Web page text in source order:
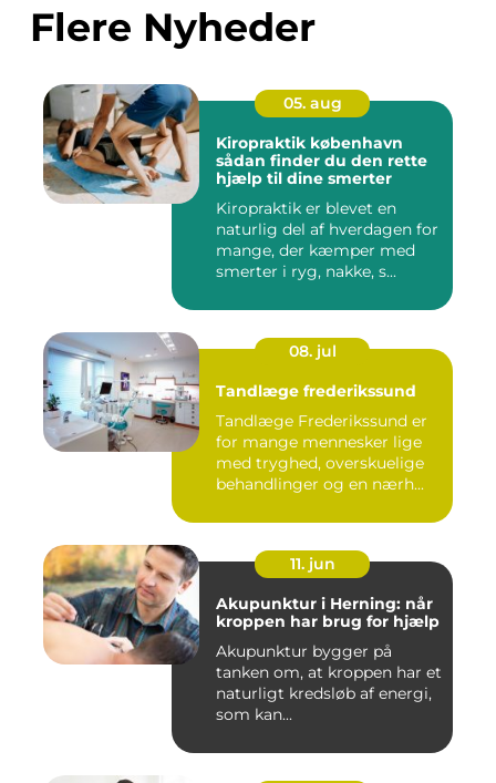
Flere Nyheder
05. aug
Kiropraktik københavn
sådan finder du den rette
hjælp til dine smerter
Kiropraktik er blevet en
naturlig del af hverdagen for
mange, der kæmper med
smerter i ryg, nakke, s...
08. jul
Tandlæge frederikssund
Tandlæge Frederikssund er
for mange mennesker lige
med tryghed, overskuelige
behandlinger og en nærh...
11. jun
Akupunktur i Herning: når
kroppen har brug for hjælp
Akupunktur bygger på
tanken om, at kroppen har et
naturligt kredsløb af energi,
som kan...